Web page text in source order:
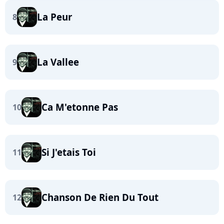
8 La Peur
9 La Vallee
10 Ca M'etonne Pas
11 Si J'etais Toi
12 Chanson De Rien Du Tout